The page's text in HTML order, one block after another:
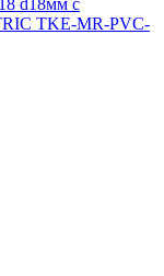
d18мм с
TKE-MR-PVC-